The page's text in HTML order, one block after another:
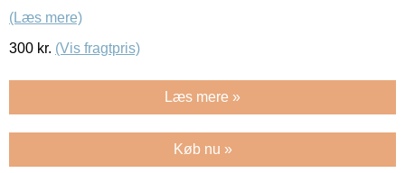
(Læs mere)
300 kr. (Vis fragtpris)
Læs mere »
Køb nu »